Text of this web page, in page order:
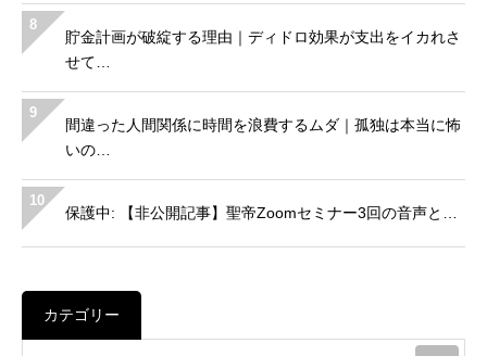
8
貯金計画が破綻する理由｜ディドロ効果が支出をイカれさ
せて…
9
間違った人間関係に時間を浪費するムダ｜孤独は本当に怖
いの…
10
保護中: 【非公開記事】聖帝Zoomセミナー3回の音声と…
カテゴリー